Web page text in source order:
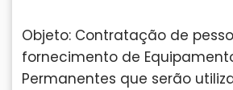
Objeto: Contratação de
fornecimento de
Permanentes que serão